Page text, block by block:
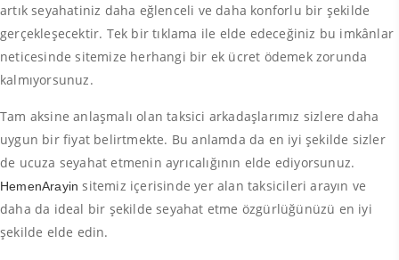
artık seyahatiniz daha eğlenceli ve daha konforlu bir şekilde
gerçekleşecektir. Tek bir tıklama ile elde edeceğiniz bu imkânlar
neticesinde sitemize herhangi bir ek ücret ödemek zorunda
kalmıyorsunuz.
Tam aksine anlaşmalı olan taksici arkadaşlarımız sizlere daha
uygun bir fiyat belirtmekte. Bu anlamda da en iyi şekilde sizler
de ucuza seyahat etmenin ayrıcalığının elde ediyorsunuz.
HemenArayin sitemiz içerisinde yer alan taksicileri arayın ve
daha da ideal bir şekilde seyahat etme özgürlüğünüzü en iyi
şekilde elde edin.